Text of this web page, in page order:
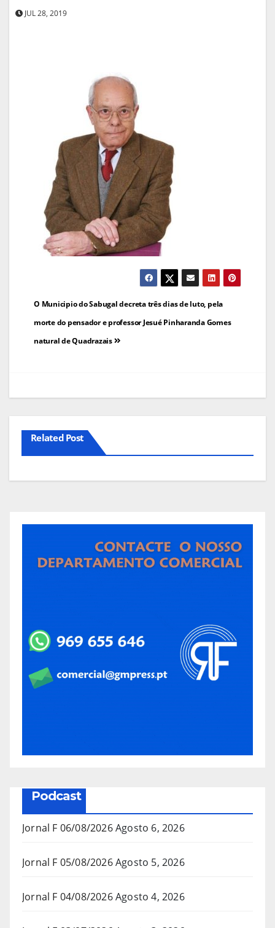
JUL 28, 2019
Navegação
de
artigos
O Municipio do Sabugal decreta três dias de luto, pela
morte do pensador e professor Jesué Pinharanda Gomes
natural de Quadrazais
Related Post
Podcast
Jornal F 06/08/2026Agosto 6, 2026
Jornal F 05/08/2026Agosto 5, 2026
Jornal F 04/08/2026Agosto 4, 2026